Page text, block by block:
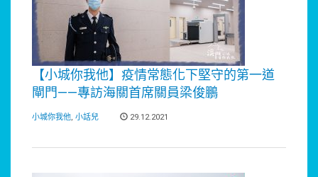
【小城你我他】疫情常態化下堅守的第一道
閘門——專訪海關首席關員梁俊鵬
小城你我他, 小話兒 29.12.2021